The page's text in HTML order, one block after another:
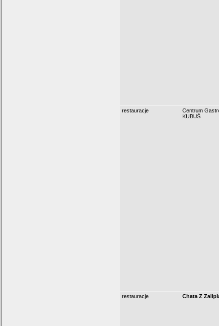
restauracje
Centrum
KUBUŚ
restauracje Chata Z